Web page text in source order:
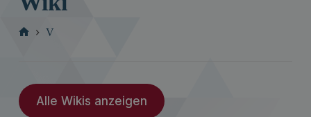
V
Alle Wikis anzeigen